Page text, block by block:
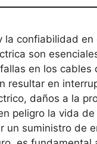
la confiabilidad en
son
en los cables
resultar en
daños a la
peligro la vida
un suministro de